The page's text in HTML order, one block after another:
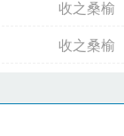
收之桑榆
收之桑榆